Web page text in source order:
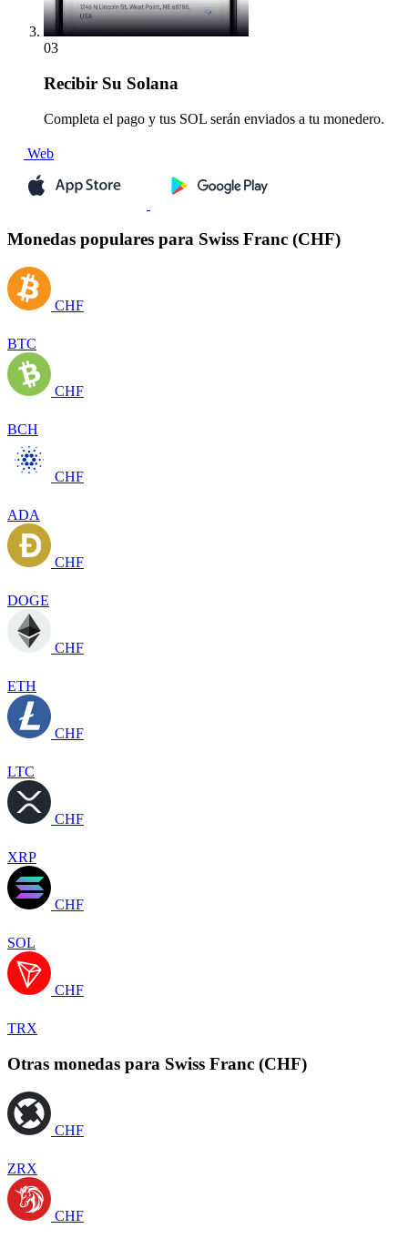
03
Recibir Su Solana
Completa el pago y tus SOL serán enviados a tu monedero.
Web
Monedas populares para Swiss Franc (CHF)
CHF
BTC
CHF
BCH
CHF
ADA
CHF
DOGE
CHF
ETH
CHF
LTC
CHF
XRP
CHF
SOL
CHF
TRX
Otras monedas para Swiss Franc (CHF)
CHF
ZRX
CHF